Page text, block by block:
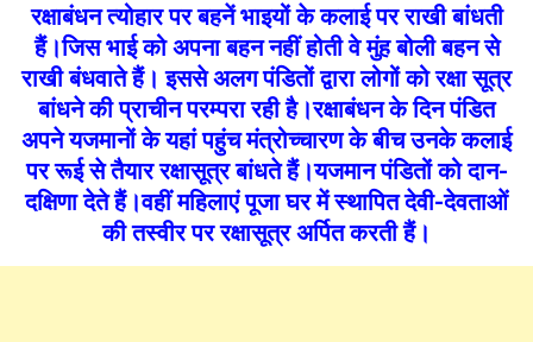
रक्षाबंधन त्योहार पर बहनें भाइयों के कलाई पर राखी बांधती
हैं।जिस भाई को अपना बहन नहीं होती वे मुंह बोली बहन से
राखी बंधवाते हैं। इससे अलग पंडितों द्वारा लोगों को रक्षा सूत्र
बांधने की प्राचीन परम्परा रही है।रक्षाबंधन के दिन पंडित
अपने यजमानों के यहां पहुंच मंत्रोच्चारण के बीच उनके कलाई
पर रूई से तैयार रक्षासूत्र बांधते हैं।यजमान पंडितों को दान-
दक्षिणा देते हैं।वहीं महिलाएं पूजा घर में स्थापित देवी-देवताओं
की तस्वीर पर रक्षासूत्र अर्पित करती हैं।